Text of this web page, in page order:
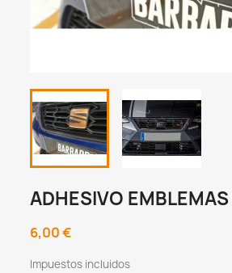
ADHESIVO EMBLEMAS
6,00 €
Impuestos incluidos